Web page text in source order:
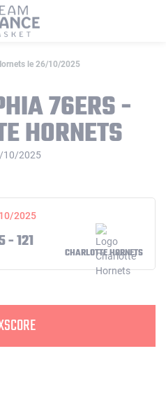
le 26/10/2025
76ERS -
HORNETS
10/2025
2025
- 121
CHARLOTTE HORNETS